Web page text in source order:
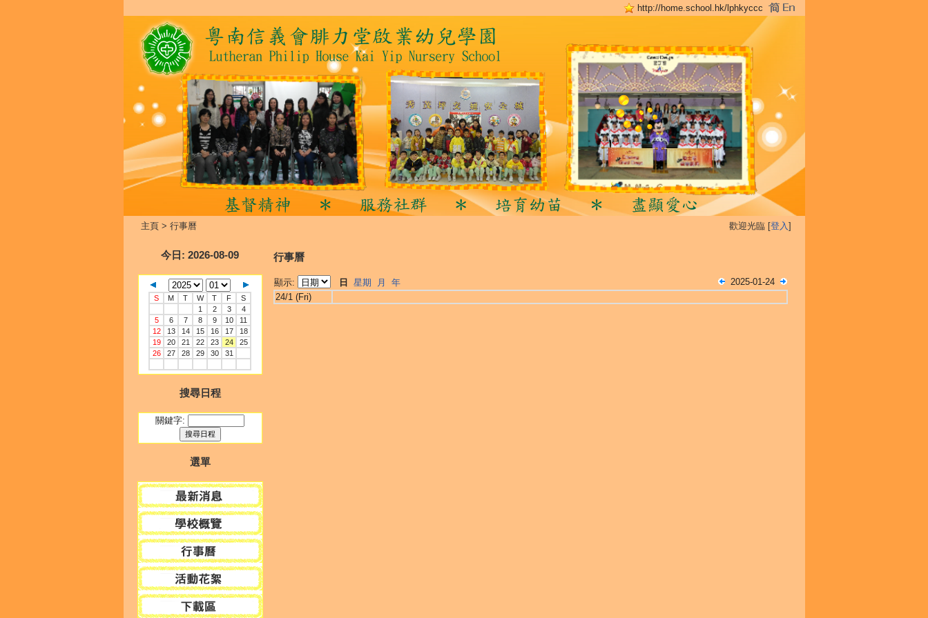
http://home.school.hk/lphkyccc
主頁> 行事曆 歡迎光臨 [登入]
今日 : 2026-08-09
S M T W T F
S
1
2 3
4
5
6 7 8 9 10
11
12
13 14 15 16 17
18
19
20 21 22 23 24
25
26
27 28 29 30 31
搜尋日程
關鍵字:
選單
行事曆
顯示: 日 星期 月 年
2025-01-24
24/1 (Fri)